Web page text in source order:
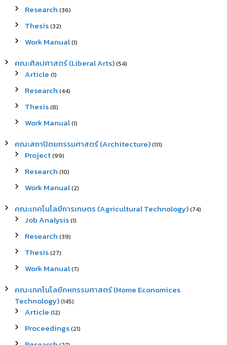
Research (36)
Thesis(32)
Work Manual(1)
คณะศิลปศาสตร์ (Liberal Arts)(54)
Article (1)
Research (44)
Thesis(8)
Work Manual(1)
คณะสถาปัตยกรรมศาสตร์ (Architecture)(111)
Project(99)
Research (10)
Work Manual(2)
คณะเทคโนโลยีการเกษตร (Agricultural Technology)(74)
Job Analysis(1)
Research (39)
Thesis(27)
Work Manual(7)
คณะเทคโนโลยีคหกรรมศาสตร์ (Home Economices
Technology)(145)
Article (12)
Proceedings(21)